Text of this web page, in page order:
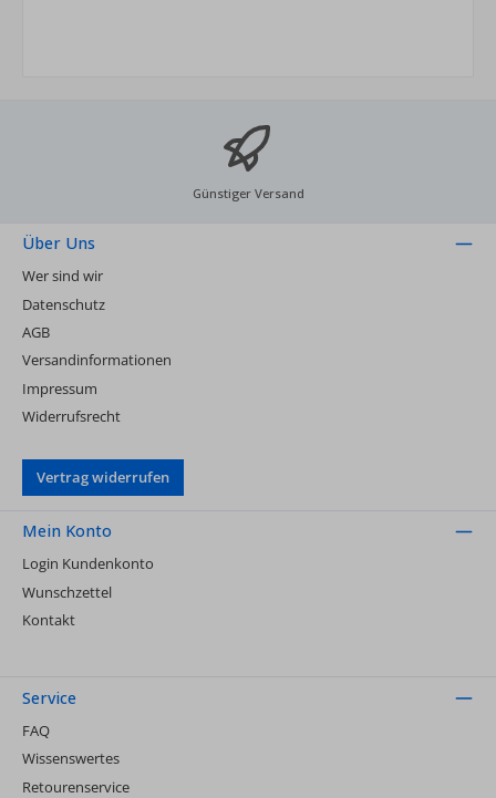
Günstiger Versand
Über Uns
Wer sind wir
Datenschutz
AGB
Versandinformationen
Impressum
Widerrufsrecht
Vertrag widerrufen
Mein Konto
Login Kundenkonto
Wunschzettel
Kontakt
Service
FAQ
Wissenswertes
Retourenservice